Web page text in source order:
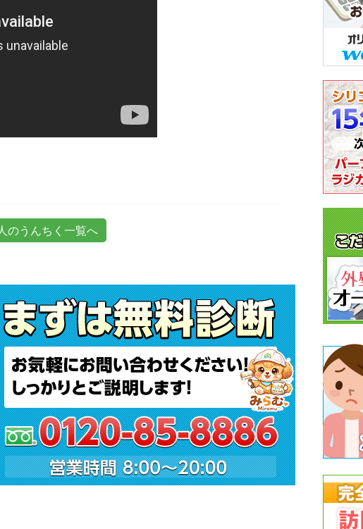
のうんちく一覧へ